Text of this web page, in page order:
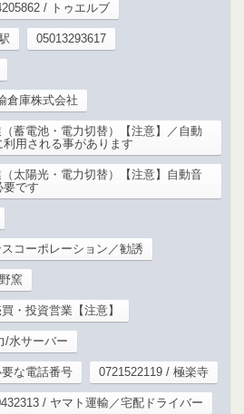
/ トゥエルブ
05013293617
倉庫株式会社
蓄電池・電力切替）【注意】／自動
用される事があります
太陽光・電力切替）【注意】自動音
要です
コーポレーション／勧誘
窯
・投資営業【注意】
/水サーバー
な電話番号 0721522119 / 極楽寺
/ ヤマト運輸／宅配ドライバー